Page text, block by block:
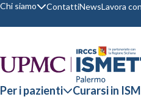
Chi siamo ContattiNewsLavora
Per i pazienti Curarsi in